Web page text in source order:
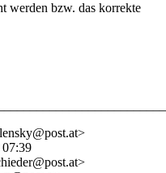
werden bzw. das korrekte